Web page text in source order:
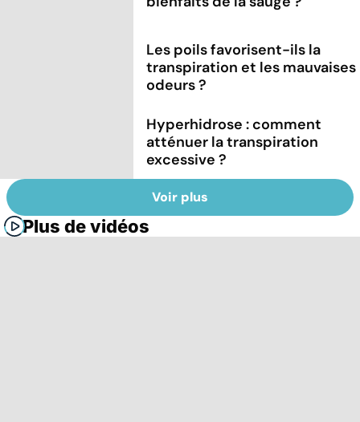
Les poils favorisent-ils la
transpiration et les mauvaises
odeurs ?
Hyperhidrose : comment
atténuer la transpiration
excessive ?
Voir plus
Plus de vidéos